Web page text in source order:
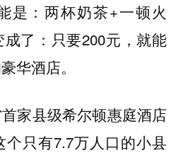
是：两杯奶茶+一顿火
了：只要200元，就能
华酒店。
家县级希尔顿惠庭酒店
只有7.7万人口的小县